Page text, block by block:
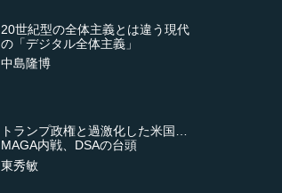
20世紀型の全体主義とは違う現代
の「デジタル全体主義」
中島隆博
トランプ政権と過激化した米国…
MAGA内戦、DSAの台頭
東秀敏